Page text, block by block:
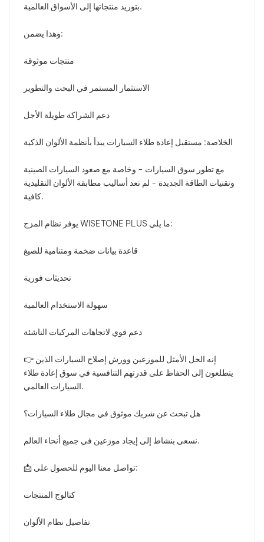
بتوريد منتجاتها إلى الأسواق العالمية.
وهذا يضمن:
منتجات موثوقة
الاستثمار المستمر في البحث والتطوير
دعم الشراكة طويلة الأجل
الخلاصة: مستقبل إعادة طلاء السيارات يبدأ بأنظمة الألوان الذكية
مع تطور سوق السيارات - وخاصة مع صعود السيارات الصينية
وتقنيات الطاقة الجديدة - لم تعد أساليب مطابقة الألوان التقليدية
كافية.
يوفر نظام المزج WISETONE PLUS ما يلي:
قاعدة بيانات ضخمة ومتنامية للصيغ
تحديثات فورية
سهولة الاستخدام العالمية
دعم قوي لاتجاهات المركبات الناشئة
👉 إنه الحل الأمثل للموزعين وورش إصلاح السيارات الذين
يتطلعون إلى الحفاظ على قدرتهم التنافسية في سوق إعادة طلاء
السيارات العالمي.
هل تبحث عن شريك موثوق في مجال طلاء السيارات؟
نسعى بنشاط إلى إيجاد موزعين في جميع أنحاء العالم.
📩 تواصل معنا اليوم للحصول على:
كتالوج المنتجات
تفاصيل نظام الألوان